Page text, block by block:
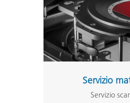
Servizio
Servizio